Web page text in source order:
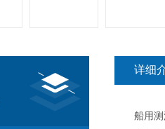
详细
船用测深